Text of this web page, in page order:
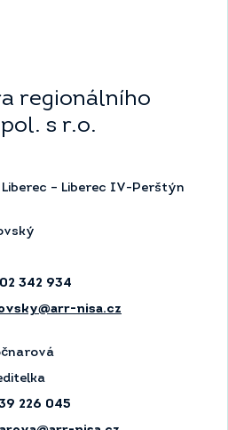
regionálního
s r.o.
Liberec – Liberec IV-Perštýn
342 934
nisa.cz
226 045